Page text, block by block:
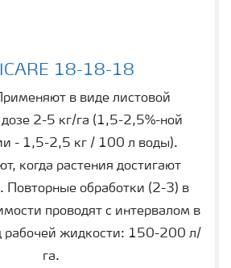
18-18-18
в виде листовой
2-5 кг/га (1,5-2,5%-ной
- 1,5-2,5 кг / 100 л воды).
когда растения достигают
Повторные обработки (2-3) в
проводят с интервалом в
рабочей жидкости: 150-200 л/
га.